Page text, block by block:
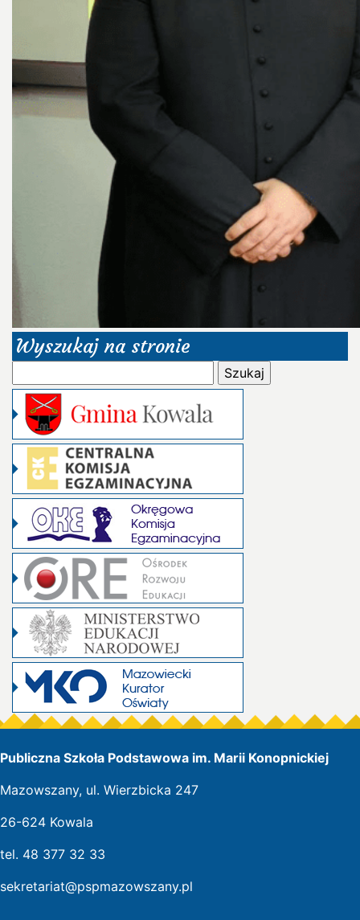
Wyszukaj na stronie
Publiczna Szkoła Podstawowa im. Marii Konopnickiej
Mazowszany, ul. Wierzbicka 247
26-624 Kowala
tel. 48 377 32 33
sekretariat@pspmazowszany.pl